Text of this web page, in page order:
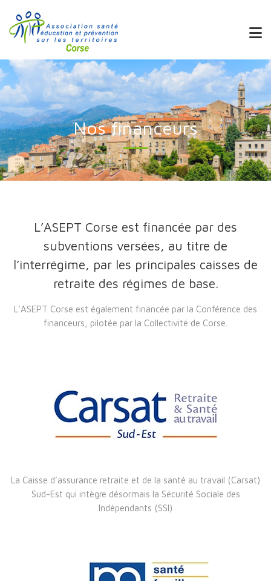
Nos financeurs
L’ASEPT Corse est financée par des
subventions versées, au titre de
l’interrégime, par les principales caisses de
retraite des régimes de base.
L’ASEPT Corse est également financée par la Conférence des
financeurs, pilotée par la Collectivité de Corse.
La Caisse d’assurance retraite et de la santé au travail (Carsat)
Sud-Est qui intègre désormais la Sécurité Sociale des
Indépendants (SSI)